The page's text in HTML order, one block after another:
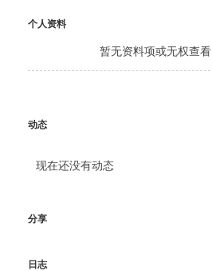
个人资料
暂无资料项或无权查看
动态
现在还没有动态
分享
日志